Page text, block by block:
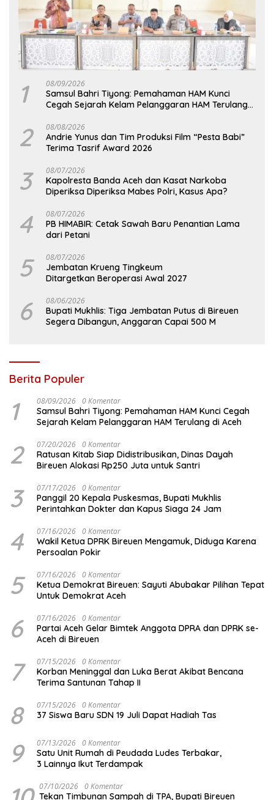
1 08/09/2026
Samsul Bahri Tiyong: Pemahaman HAM Kunci
Cegah Sejarah Kelam Pelanggaran HAM Terulang
2 08/08/2026
Andrie Yunus dan Tim Produksi Film “Pesta Babi”
Terima Tasrif Award 2026
3 08/07/2026
Kapolresta Banda Aceh dan Kasat Narkoba
Diperiksa Diperiksa Mabes Polri, Kasus Apa?
4 08/07/2026
PB HIMABIR: Cetak Sawah Baru Penantian Lama
dari Petani
5 08/07/2026
Jembatan Krueng Tingkeum
Ditargetkan Beroperasi Awal 2027
6 08/06/2026
Bupati Mukhlis: Tiga Jembatan Putus di Bireuen
Segera Dibangun, Anggaran Capai 500 M
Berita Populer
1 08/09/2026 0 Komentar
Samsul Bahri Tiyong: Pemahaman HAM Kunci Cegah
Sejarah Kelam Pelanggaran HAM Terulang di Aceh
2 07/20/2026 0 Komentar
Ratusan Kitab Siap Didistribusikan, Dinas Dayah
Bireuen Alokasi Rp250 Juta untuk Santri
3 07/17/2026 0 Komentar
Panggil 20 Kepala Puskesmas, Bupati Mukhlis
Perintahkan Dokter dan Kapus Siaga 24 Jam
4 07/16/2026 0 Komentar
Wakil Ketua DPRK Bireuen Mengamuk, Diduga Karena
Persoalan Pokir
5 07/16/2026 0 Komentar
Ketua Demokrat Bireuen: Sayuti Abubakar Pilihan Tepat
Untuk Demokrat Aceh
6 07/16/2026 0 Komentar
Partai Aceh Gelar Bimtek Anggota DPRA dan DPRK se-
Aceh di Bireuen
7 07/15/2026 0 Komentar
Korban Meninggal dan Luka Berat Akibat Bencana
Terima Santunan Tahap II
8 07/15/2026 0 Komentar
37 Siswa Baru SDN 19 Juli Dapat Hadiah Tas
9 07/13/2026 0 Komentar
Satu Unit Rumah di Peudada Ludes Terbakar,
3 Lainnya Ikut Terdampak
07/10/2026 0 Komentar
Tekan Timbunan Sampah di TPA, Bupati Bireuen